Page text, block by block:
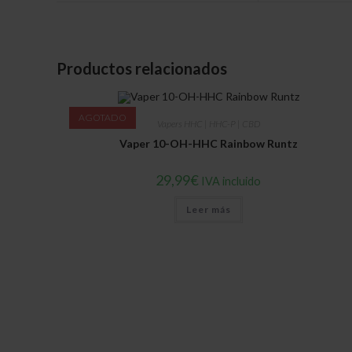
Productos relacionados
AGOTADO
Vaper 10-OH-HHC Rainbow Runtz
29,99€ IVA incluido
Leer más